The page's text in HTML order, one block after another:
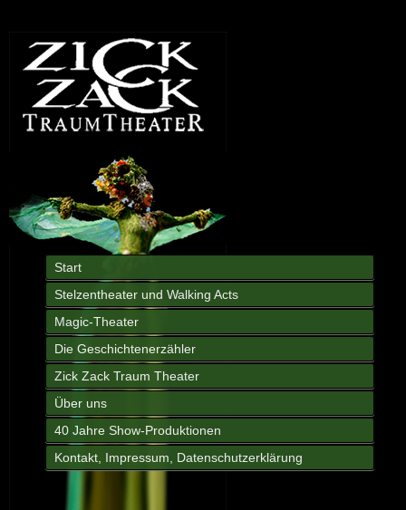
Start
Stelzentheater und Walking Acts
Magic-Theater
Die Geschichtenerzähler
Zick Zack Traum Theater
Über uns
40 Jahre Show-Produktionen
Kontakt, Impressum, Datenschutzerklärung